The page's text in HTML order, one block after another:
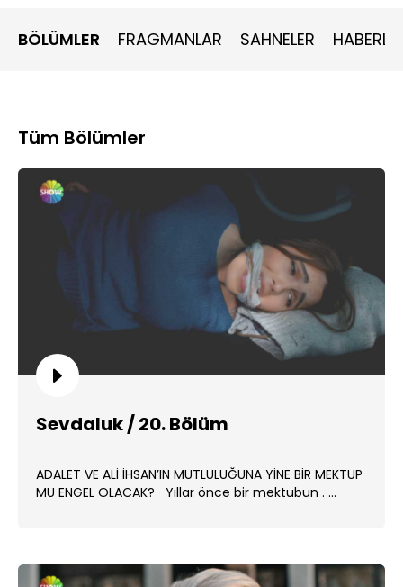
BÖLÜMLER FRAGMANLAR SAHNELER
Tüm Bölümler
Sevdaluk / 20. Bölüm
ADALET VE ALİ İHSAN’IN MUTLULUĞUNA YİNE BİR MEKTUP
MU ENGEL OLACAK? Yıllar önce bir mektubun . ...